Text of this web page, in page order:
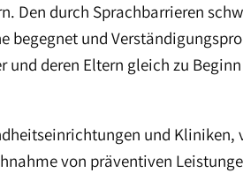
Den durch Sprachbarrieren
begegnet und
deren Eltern gleich zu
und
von präventiven